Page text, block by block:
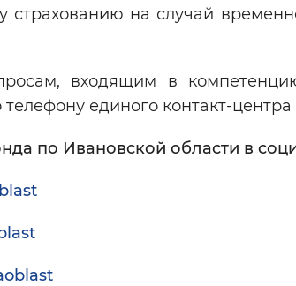
страхованию на случай
входящим в
единого контакт-центра
по Ивановской области в